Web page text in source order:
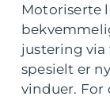
Motoriserte
justering
spesielt er
vinduer. For